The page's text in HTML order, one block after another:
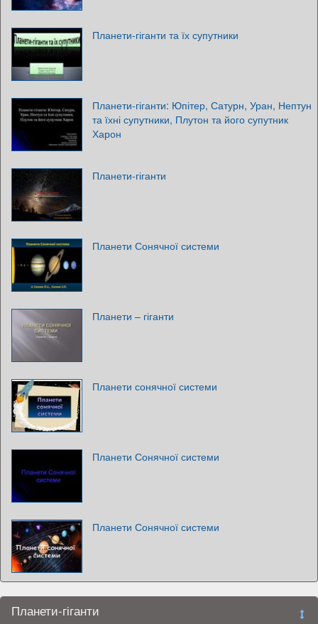
Планети-гіганти та їх супутники
Планети-гіганти: Юпітер, Сатурн, Уран, Нептун
та їхні супутники, Плутон та його супутник
Харон
Планети-гіганти
Планети Сонячної системи
Планети – гіганти
Планети сонячної системи
Планети Сонячної системи
Планети Сонячної системи
Планети-гіганти